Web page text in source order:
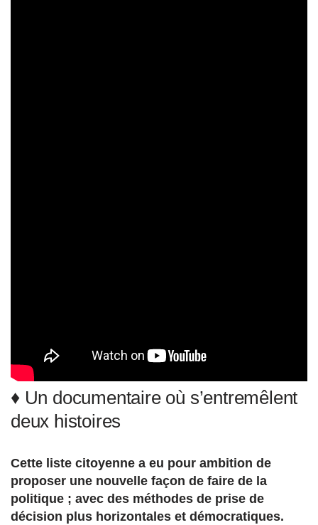
♦ Un documentaire où s’entremêlent
deux histoires
Cette liste citoyenne a eu pour ambition de
proposer une nouvelle façon de faire de la
politique ; avec des méthodes de prise de
décision plus horizontales et démocratiques.